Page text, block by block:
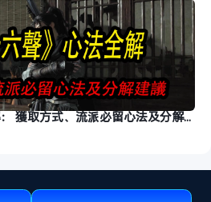
《燕雲十六聲》心法全解： 獲取方式、流派必留心法及分解建議